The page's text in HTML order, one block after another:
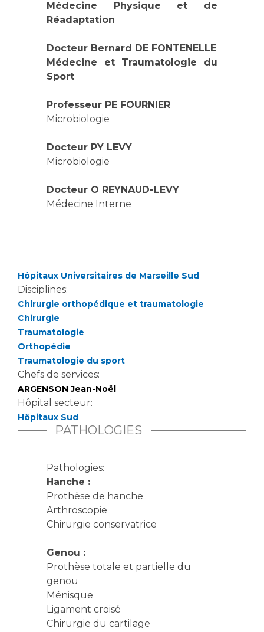
Médecine Physique et de
Réadaptation
Docteur Bernard DE FONTENELLE
Médecine et Traumatologie du
Sport
Professeur PE FOURNIER
Microbiologie
Docteur PY LEVY
Microbiologie
Docteur O REYNAUD-LEVY
Médecine Interne
Hôpitaux Universitaires de Marseille Sud
Disciplines:
Chirurgie orthopédique et traumatologie
Chirurgie
Traumatologie
Orthopédie
Traumatologie du sport
Chefs de services:
ARGENSON Jean-Noël
Hôpital secteur:
Hôpitaux Sud
PATHOLOGIES
Pathologies:
Hanche :
Prothèse de hanche
Arthroscopie
Chirurgie conservatrice
Genou :
Prothèse totale et partielle du
genou
Ménisque
Ligament croisé
Chirurgie du cartilage